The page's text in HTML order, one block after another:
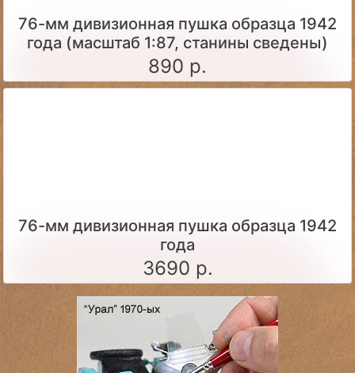
76-мм дивизионная пушка образца 1942
года (масштаб 1:87, станины сведены)
890 р.
76-мм дивизионная пушка образца 1942
года
3690 р.